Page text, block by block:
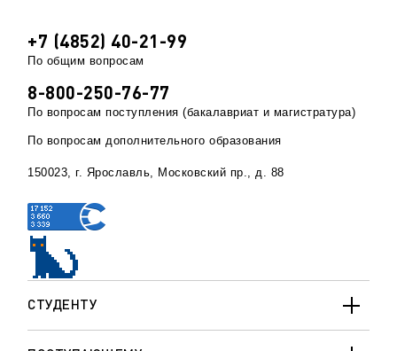
СТУДЕНТУ
+7 (4852) 40-21-99
По общим вопросам
8-800-250-76-77
По вопросам поступления (бакалавриат и магистратура)
По вопросам дополнительного образования
150023, г. Ярославль, Московский пр., д. 88